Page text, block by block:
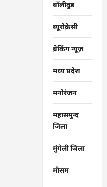
बॉलीवुड
ब्यूरोक्रेसी
ब्रेकिंग न्यूज़
मध्य प्रदेश
मनोरंजन
महासमुन्द
जिला
मुंगेली जिला
मौसम